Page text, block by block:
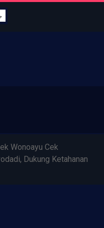
Wonoayu Cek
Dukung Ketahanan